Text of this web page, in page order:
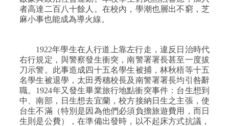
者高達二百八十餘人。在校內，學潮也層出不窮，芝
麻小事也能成為導火線。
1922年學生在人行道上靠左行走，違反日治時代
右行規定，與警察發生衝突，南警署署長甚至一度拔
刀示警。此事造成四十五名學生被捕，林秋梧等十五
名學生被退學，太田秀穗校長及南警署署長均引咎辭
職。 1924年又發生畢業旅行地點衝突事件：台生想到
中、南部，日生想去宜蘭，校方接納日生之主張，使
台生不滿（特別是因為他們必須負擔旅遊費用，而日
生則是公費），在準備出發時，以不起床方式抗議，